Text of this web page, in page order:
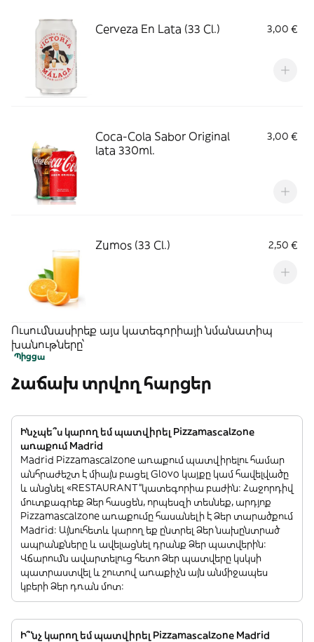
Cerveza En Lata (33 Cl.)
3,00 €
Coca-Cola Sabor Original
lata 330ml.
3,00 €
Zumos (33 Cl.) 2,50 €
Ուսումնասիրեք այս կատեգորիայի նմանատիպ
խանութները՝
Պիցցա
Հաճախ տրվող հարցեր
Ինչպե՞ս կարող եմ պատվիրել Pizzamascalzone
առաքում Madrid
Madrid Pizzamascalzone առաքում պատվիրելու համար
անհրաժեշտ է միայն բացել Glovo կայքը կամ հավելվածը
և անցնել «RESTAURANT”կատեգորիա բաժին: Հաջորդիվ
մուտքագրեք Ձեր հասցեն, որպեսզի տեսնեք, արդյոք
Pizzamascalzone առաքումը հասանելի է Ձեր տարածքում
Madrid: Այնուհետև կարող եք ընտրել Ձեր նախընտրած
ապրանքները և ավելացնել դրանք Ձեր պատվերին:
Վճարումն ավարտելուց հետո Ձեր պատվերը կսկսի
պատրաստվել և շուտով առաքիչն այն անմիջապես
կբերի Ձեր դռան մոտ:
Ի՞նչ կարող եմ պատվիրել Pizzamascalzone Madrid